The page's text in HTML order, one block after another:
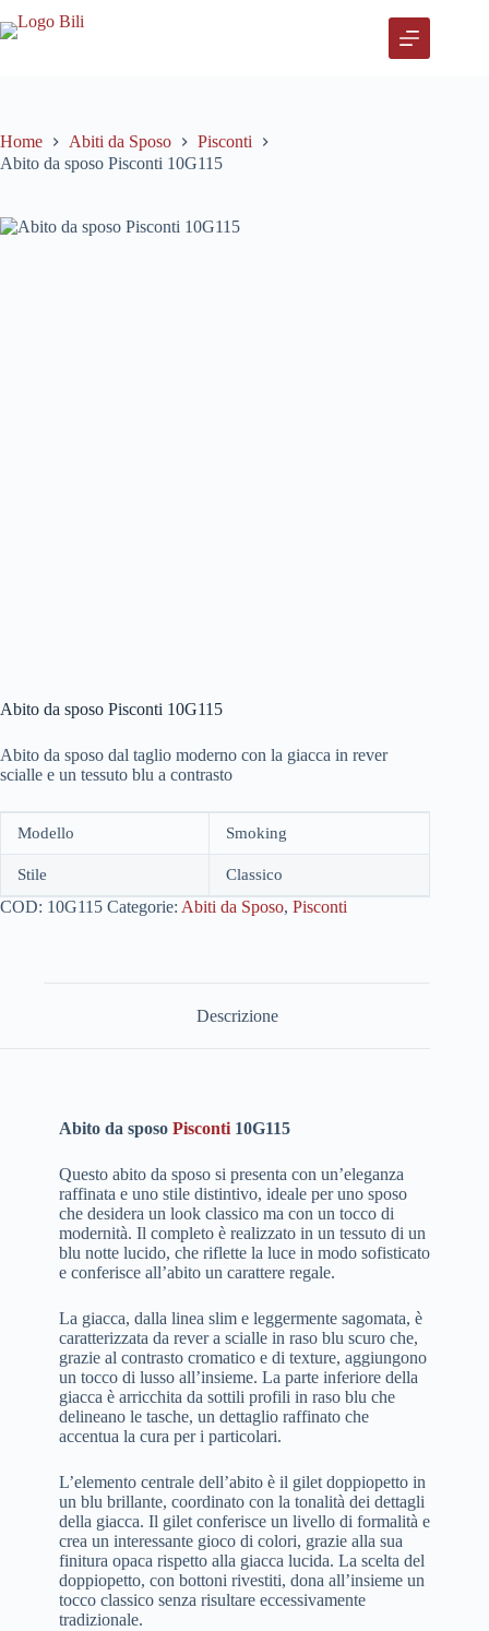
al
Home Abiti da Sposo
Pisconti
Abito da sposo Pisconti 10G115
Abito da sposo Pisconti 10G115
Abito da sposo dal taglio moderno con la giacca in rever
scialle e un tessuto blu a contrasto
Modello Smoking
Stile Classico
COD: 10G115 Categorie: Abiti da Sposo, Pisconti
Descrizione
Abito da sposo Pisconti10G115
Questo abito da sposo si presenta con un’eleganza
raffinata e uno stile distintivo, ideale per uno sposo
che desidera un look classico ma con un tocco di
modernità. Il completo è realizzato in un tessuto di un
blu notte lucido, che riflette la luce in modo sofisticato
e conferisce all’abito un carattere regale.
La giacca, dalla linea slim e leggermente sagomata, è
caratterizzata da rever a scialle in raso blu scuro che,
grazie al contrasto cromatico e di texture, aggiungono
un tocco di lusso all’insieme. La parte inferiore della
giacca è arricchita da sottili profili in raso blu che
delineano le tasche, un dettaglio raffinato che
accentua la cura per i particolari.
L’elemento centrale dell’abito è il gilet doppiopetto in
un blu brillante, coordinato con la tonalità dei dettagli
della giacca. Il gilet conferisce un livello di formalità e
crea un interessante gioco di colori, grazie alla sua
finitura opaca rispetto alla giacca lucida. La scelta del
doppiopetto, con bottoni rivestiti, dona all’insieme un
tocco classico senza risultare eccessivamente
tradizionale.